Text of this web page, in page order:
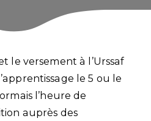
le versement à l’Urssaf
le 5 ou le
l’heure de
auprès des